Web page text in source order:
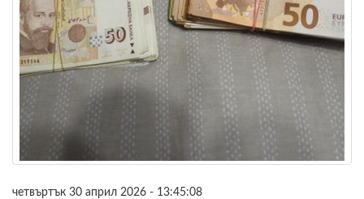
четвъртък 30 април 2026 - 13:45:08